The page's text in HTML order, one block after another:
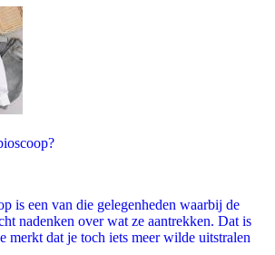
is een van die gelegenheden waarbij de
nadenken over wat ze aantrekken. Dat is
merkt dat je toch iets meer wilde uitstralen